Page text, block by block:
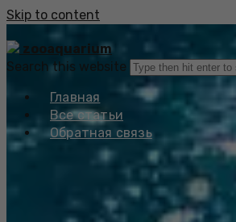
Skip to content
zooaquarium
Search this website
Главная
Все статьи
Обратная связь